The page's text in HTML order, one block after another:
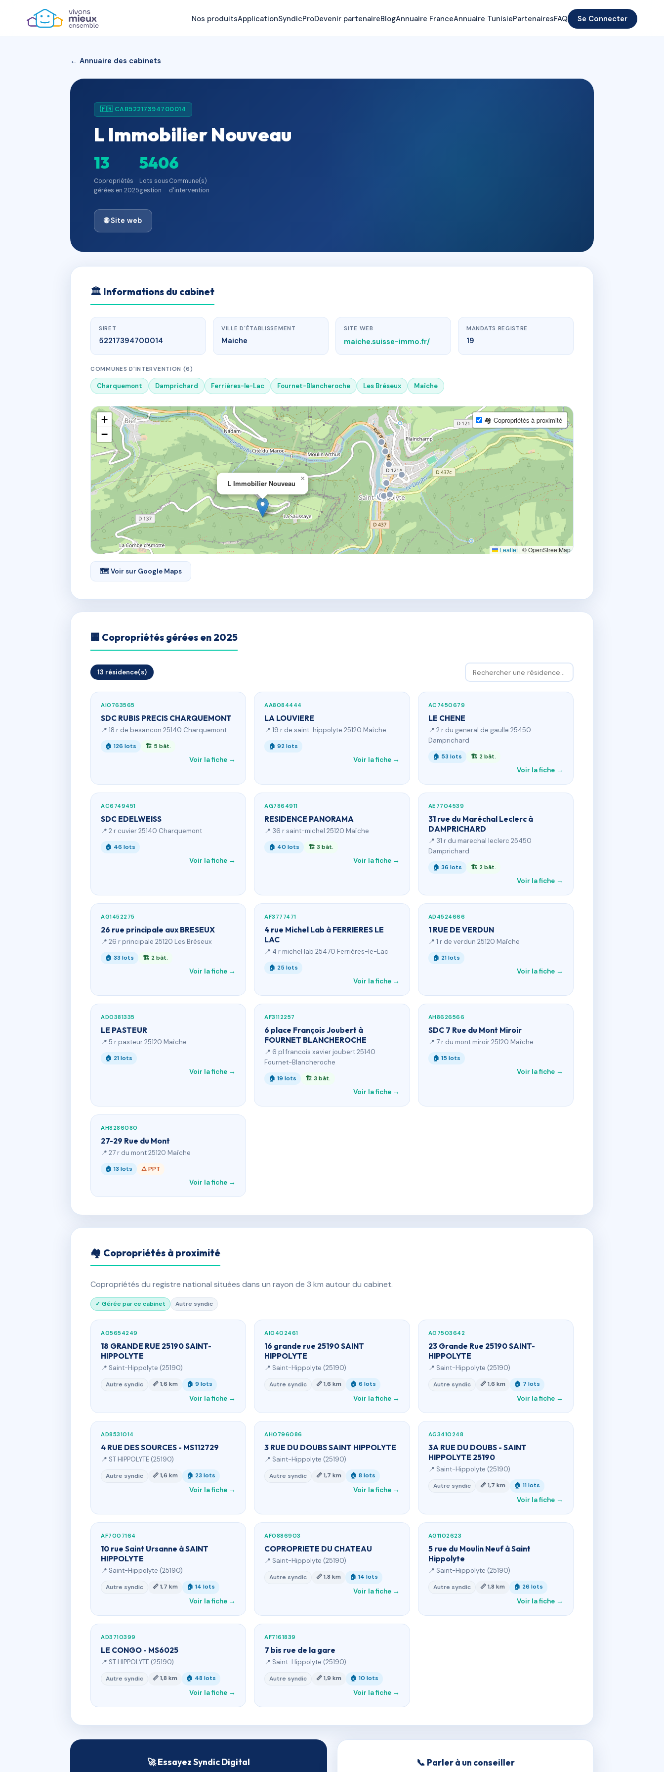
Nos produitsApplicationSyndicProDevenir partenaireBlogAnnuaire FranceAnnuaire TunisiePartenairesFAQ Se Connecter
← Annuaire des cabinets
🇫🇷 CAB52217394700014
L Immobilier Nouveau
13
Copropriétés
gérées en 2025
540
Lots sous
gestion
6
Commune(s)
d'intervention
🌐 Site web
🏛 Informations du cabinet
SIRET
52217394700014
VILLE D'ÉTABLISSEMENT
Maiche
SITE WEB
maiche.suisse-immo.fr/
MANDATS REGISTRE
19
COMMUNES D'INTERVENTION (6)
Charquemont Damprichard Ferrières-le-Lac Fournet-Blancheroche Les Bréseux Maîche
L Immobilier Nouveau
×
+
−
🏘 Copropriétés à proximité
Leaflet | © OpenStreetMap
🗺 Voir sur Google Maps
🏢 Copropriétés gérées en 2025
13 résidence(s)
AI0763565
SDC RUBIS PRECIS CHARQUEMONT
📍 18 r de besancon 25140 Charquemont
🏠 126 lots 🏗 5 bât.
Voir la fiche →
AA8084444
LA LOUVIERE
📍 19 r de saint-hippolyte 25120 Maîche
🏠 92 lots
Voir la fiche →
AC7450679
LE CHENE
📍 2 r du general de gaulle 25450
Damprichard
🏠 53 lots 🏗 2 bât.
Voir la fiche →
AC6749451
SDC EDELWEISS
📍 2 r cuvier 25140 Charquemont
🏠 46 lots
Voir la fiche →
AG7864911
RESIDENCE PANORAMA
📍 36 r saint-michel 25120 Maîche
🏠 40 lots 🏗 3 bât.
Voir la fiche →
AE7704539
31 rue du Maréchal Leclerc à
DAMPRICHARD
📍 31 r du marechal leclerc 25450
Damprichard
🏠 36 lots 🏗 2 bât.
Voir la fiche →
AG1452275
26 rue principale aux BRESEUX
📍 26 r principale 25120 Les Bréseux
🏠 33 lots 🏗 2 bât.
Voir la fiche →
AF3777471
4 rue Michel Lab à FERRIERES LE
LAC
📍 4 r michel lab 25470 Ferrières-le-Lac
🏠 25 lots
Voir la fiche →
AD4524666
1 RUE DE VERDUN
📍 1 r de verdun 25120 Maîche
🏠 21 lots
Voir la fiche →
AD0381335
LE PASTEUR
📍 5 r pasteur 25120 Maîche
🏠 21 lots
Voir la fiche →
AF3112257
6 place François Joubert à
FOURNET BLANCHEROCHE
📍 6 pl francois xavier joubert 25140
Fournet-Blancheroche
🏠 19 lots 🏗 3 bât.
Voir la fiche →
AH8626566
SDC 7 Rue du Mont Miroir
📍 7 r du mont miroir 25120 Maîche
🏠 15 lots
Voir la fiche →
AH8286080
27-29 Rue du Mont
📍 27 r du mont 25120 Maîche
🏠 13 lots ⚠ PPT
Voir la fiche →
🏘 Copropriétés à proximité
Copropriétés du registre national situées dans un rayon de 3 km autour du cabinet.
✓ Gérée par ce cabinet Autre syndic
AG5654249
18 GRANDE RUE 25190 SAINT-
HIPPOLYTE
📍 Saint-Hippolyte (25190)
Autre syndic 📏 1,6 km 🏠 9 lots
Voir la fiche →
AI0402461
16 grande rue 25190 SAINT
HIPPOLYTE
📍 Saint-Hippolyte (25190)
Autre syndic 📏 1,6 km 🏠 6 lots
Voir la fiche →
AG7503642
23 Grande Rue 25190 SAINT-
HIPPOLYTE
📍 Saint-Hippolyte (25190)
Autre syndic 📏 1,6 km 🏠 7 lots
Voir la fiche →
AD8531014
4 RUE DES SOURCES - MS112729
📍 ST HIPPOLYTE (25190)
Autre syndic 📏 1,6 km 🏠 23 lots
Voir la fiche →
AH0796086
3 RUE DU DOUBS SAINT HIPPOLYTE
📍 Saint-Hippolyte (25190)
Autre syndic 📏 1,7 km 🏠 8 lots
Voir la fiche →
AG3410248
3A RUE DU DOUBS - SAINT
HIPPOLYTE 25190
📍 Saint-Hippolyte (25190)
Autre syndic 📏 1,7 km 🏠 11 lots
Voir la fiche →
AF7007164
10 rue Saint Ursanne à SAINT
HIPPOLYTE
📍 Saint-Hippolyte (25190)
Autre syndic 📏 1,7 km 🏠 14 lots
Voir la fiche →
AF0886903
COPROPRIETE DU CHATEAU
📍 Saint-Hippolyte (25190)
Autre syndic 📏 1,8 km 🏠 14 lots
Voir la fiche →
AG1102623
5 rue du Moulin Neuf à Saint
Hippolyte
📍 Saint-Hippolyte (25190)
Autre syndic 📏 1,8 km 🏠 26 lots
Voir la fiche →
AD3710399
LE CONGO - MS6025
📍 ST HIPPOLYTE (25190)
Autre syndic 📏 1,8 km 🏠 48 lots
Voir la fiche →
AF7161839
7 bis rue de la gare
📍 Saint-Hippolyte (25190)
Autre syndic 📏 1,9 km 🏠 10 lots
Voir la fiche →
🚀 Essayez Syndic Digital 📞 Parler à un conseiller